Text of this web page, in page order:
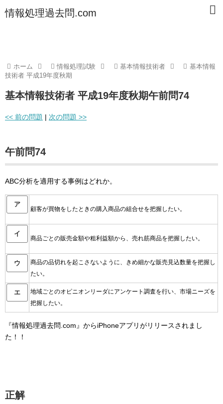
情報処理過去問.com
ホーム 情報処理試験 基本情報技術者
基本情報
技術者 平成19年度秋期
基本情報技術者 平成19年度秋期午前問74
<< 前の問題 | 次の問題 >>
午前問74
ABC分析を適用する事例はどれか。
ア
顧客が買物をしたときの購入商品の組合せを把握したい。
イ
商品ごとの販売金額や粗利益額から、売れ筋商品を把握したい。
ウ
商品の品切れを起こさないように、きめ細かな販売見込数量を把握し
たい。
エ
地域ごとのオピニオンリーダにアンケート調査を行い、市場ニーズを
把握したい。
『情報処理過去問.com』からiPhoneアプリがリリースされまし
た！！
正解